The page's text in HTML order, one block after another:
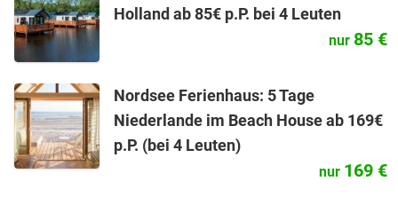
Holland ab 85€ p.P. bei 4 Leuten
nur 85 €
Nordsee Ferienhaus: 5 Tage
Niederlande im Beach House ab 169€
p.P. (bei 4 Leuten)
nur 169 €